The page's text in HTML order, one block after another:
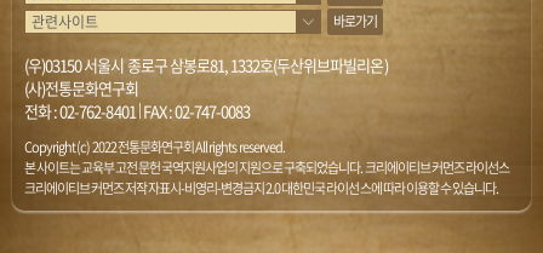
바로가기
(우)03150 서울시 종로구 삼봉로81, 1332호(두산위브파빌리온)
(사)전통문화연구회
전화 :02-762-8401|FAX : 02-747-0083
Copyright (c) 2022 전통문화연구회 All rights reserved.
본 사이트는 교육부 고전문헌 국역지원사업의 지원으로 구축되었습니다. 크리에이티브 커먼즈 라이선스
크리에이티브 커먼즈 저작자표시-비영리-변경금지 2.0 대한민국 라이선스에 따라 이용할 수 있습니다.